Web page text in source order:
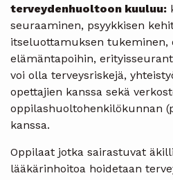
terveydenhuoltoon kuuluu:
seuraaminen, psyykkisen
itseluottamuksen tukeminen,
elämäntapoihin,
voi olla terveysriskejä,
opettajien kanssa sekä
oppilashuoltohenkilökunnan
kanssa.
Oppilaat jotka sairastuvat
lääkärinhoitoa hoidetaan